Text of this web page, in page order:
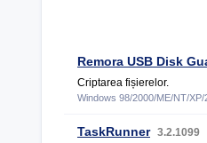
Remora USB Disk
Criptarea fișierelor.
Windows 98/2000/ME/NT/XP/
TaskRunner 3.2.1099